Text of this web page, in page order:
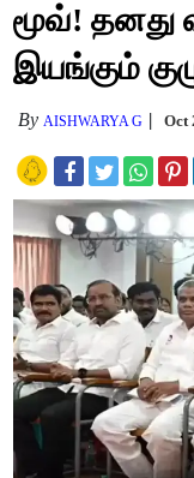
மூவ்! தனது
இயங்கும்
By AISHWARYA G Oct